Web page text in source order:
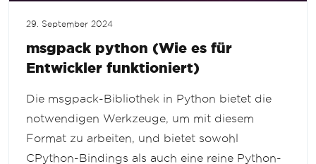
29. September 2024
msgpack python (Wie es für
Entwickler funktioniert)
Die msgpack-Bibliothek in Python bietet die
notwendigen Werkzeuge, um mit diesem
Format zu arbeiten, und bietet sowohl
CPython-Bindings als auch eine reine Python-